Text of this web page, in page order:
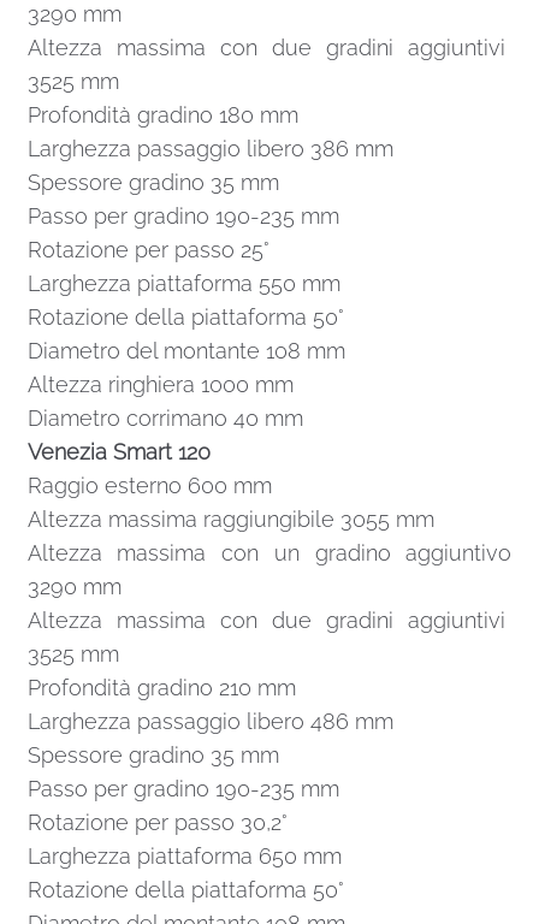
3290 mm
Altezza massima con due gradini aggiuntivi
3525 mm
Profondità gradino 180 mm
Larghezza passaggio libero 386 mm
Spessore gradino 35 mm
Passo per gradino 190-235 mm
Rotazione per passo 25°
Larghezza piattaforma 550 mm
Rotazione della piattaforma 50°
Diametro del montante 108 mm
Altezza ringhiera 1000 mm
Diametro corrimano 40 mm
Venezia Smart 120
Raggio esterno 600 mm
Altezza massima raggiungibile 3055 mm
Altezza massima con un gradino aggiuntivo
3290 mm
Altezza massima con due gradini aggiuntivi
3525 mm
Profondità gradino 210 mm
Larghezza passaggio libero 486 mm
Spessore gradino 35 mm
Passo per gradino 190-235 mm
Rotazione per passo 30,2°
Larghezza piattaforma 650 mm
Rotazione della piattaforma 50°